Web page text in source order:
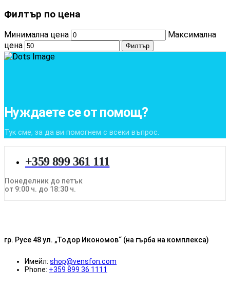
Филтър по цена
Минимална цена
Максимална
цена
Филтър
Нуждаете се от помощ?
Тук сме, за да ви помогнем с всеки въпрос.
+359 899 361 111
Понеделник до петък
от 9:00 ч. до 18:30 ч.
гр. Русе 48 ул. „Тодор Икономов“ (на гърба на комплекса)
Имейл: shop@vensfon.com
Phone: +359 899 36 1111